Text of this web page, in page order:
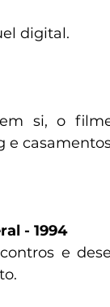
digital.
si, o
- 1994
e